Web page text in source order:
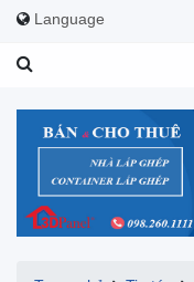
Language